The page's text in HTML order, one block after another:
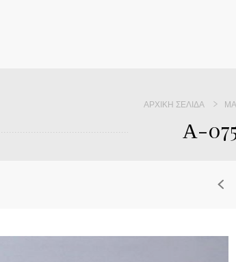
ΑΡΧΙΚΉ ΣΕΛΊΔΑ
Α-